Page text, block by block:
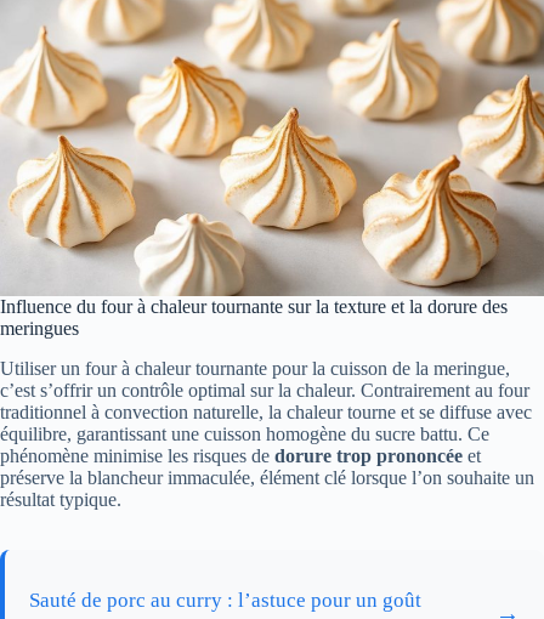
Influence du four à chaleur tournante sur la texture et la dorure des
meringues
Utiliser un four à chaleur tournante pour la cuisson de la meringue,
c’est s’offrir un contrôle optimal sur la chaleur. Contrairement au four
traditionnel à convection naturelle, la chaleur tourne et se diffuse avec
équilibre, garantissant une cuisson homogène du sucre battu. Ce
phénomène minimise les risques de dorure trop prononcée et
préserve la blancheur immaculée, élément clé lorsque l’on souhaite un
résultat typique.
Sauté de porc au curry : l’astuce pour un goût
→